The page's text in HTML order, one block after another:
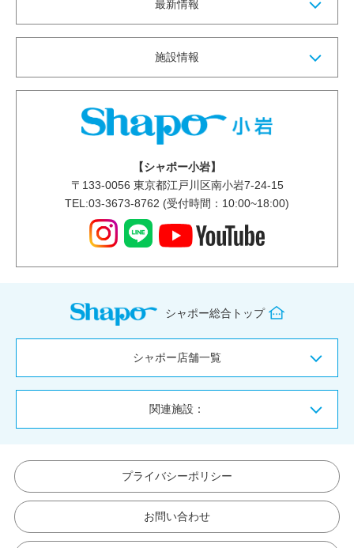
最新情報
施設情報
【シャポー小岩】
〒 133-0056 東京都江戸川区南小岩7-24-15
TEL:03-3673-8762 (受付時間：10:00~18:00)
シャポー総合トップ
シャポー店舗一覧
関連施設：
プライバシーポリシー
お問い合わせ